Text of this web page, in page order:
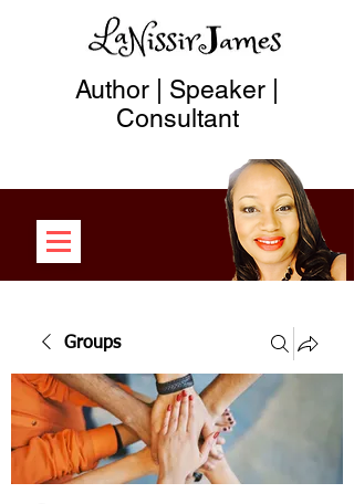
Author | Speaker |
Consultant
Groups